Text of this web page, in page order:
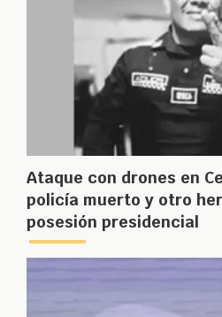
Ataque con drones en
policía muerto y otro
posesión presidencial